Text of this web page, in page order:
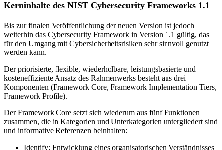
Kerninhalte des NIST Cybersecurity Frameworks 1.1
Bis zur finalen Veröffentlichung der neuen Version ist jedoch
weiterhin das Cybersecurity Framework in Version 1.1 gültig, das
für den Umgang mit Cybersicherheitsrisiken sehr sinnvoll genutzt
werden kann.
Der priorisierte, flexible, wiederholbare, leistungsbasierte und
kosteneffiziente Ansatz des Rahmenwerks besteht aus drei
Komponenten (Framework Core, Framework Implementation Tiers,
Framework Profile).
Der Framework Core setzt sich wiederum aus fünf Funktionen
zusammen, die in Kategorien und Unterkategorien untergliedert sind
und informative Referenzen beinhalten:
Identify: Entwicklung eines organisatorischen Verständnisses